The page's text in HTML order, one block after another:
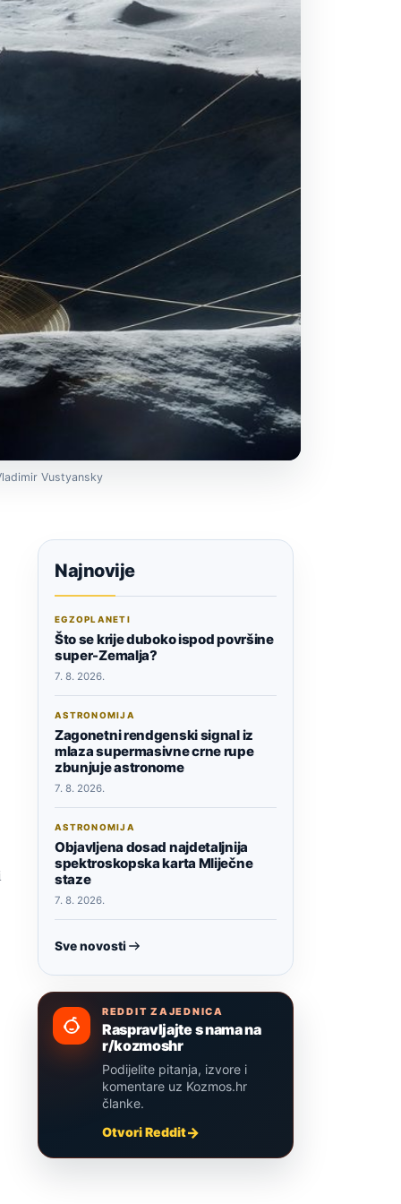
Vustyansky
Najnovije
EGZOPLANETI
Što se krije duboko ispod površine
super-Zemalja?
7. 8. 2026.
ASTRONOMIJA
Zagonetni rendgenski signal iz
mlaza supermasivne crne rupe
zbunjuje astronome
7. 8. 2026.
ASTRONOMIJA
Objavljena dosad najdetaljnija
spektroskopska karta Mliječne
staze
7. 8. 2026.
Sve novosti
REDDIT ZAJEDNICA
Raspravljajte s nama na
r/kozmoshr
Podijelite pitanja, izvore i
komentare uz Kozmos.hr
članke.
Otvori Reddit